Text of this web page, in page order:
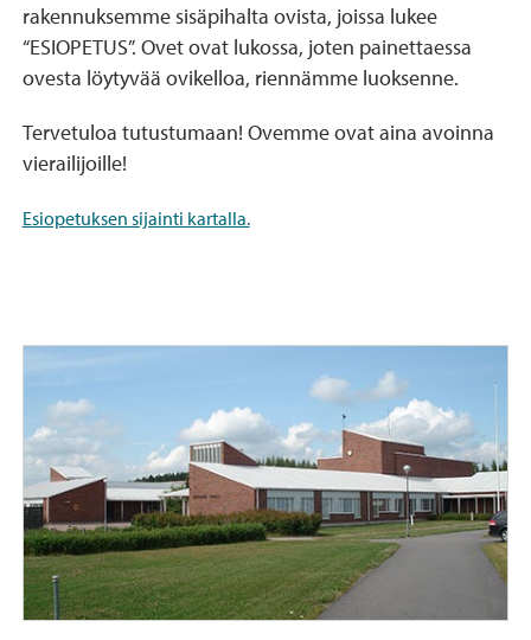
rakennuksemme sisäpihalta ovista, joissa lukee
“ESIOPETUS”. Ovet ovat lukossa, joten painettaessa
ovesta löytyvää ovikelloa, riennämme luoksenne.
Tervetuloa tutustumaan! Ovemme ovat aina avoinna
vierailijoille!
Esiopetuksen sijainti kartalla.